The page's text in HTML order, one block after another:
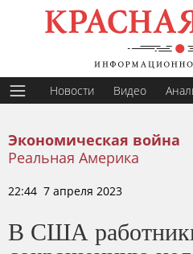
Новости Видео
Экономическая война
Реальная Америка
22:44 7 апреля 2023
В США